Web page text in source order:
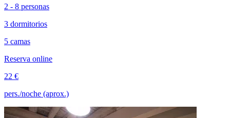
2 - 8 personas
3 dormitorios
5 camas
Reserva online
22 €
pers./noche (aprox.)